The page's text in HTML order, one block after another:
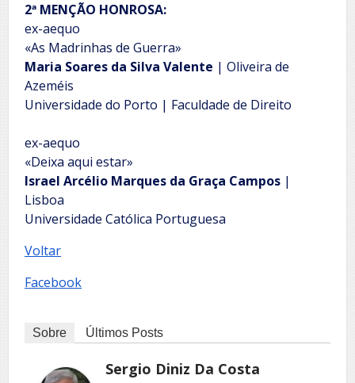
2ª MENÇÃO HONROSA:
ex-aequo
«As Madrinhas de Guerra»
Maria Soares da Silva Valente | Oliveira de
Azeméis
Universidade do Porto | Faculdade de Direito
ex-aequo
«Deixa aqui estar»
Israel Arcélio Marques da Graça Campos |
Lisboa
Universidade Católica Portuguesa
Voltar
Facebook
Sobre Últimos Posts
Sergio Diniz Da Costa